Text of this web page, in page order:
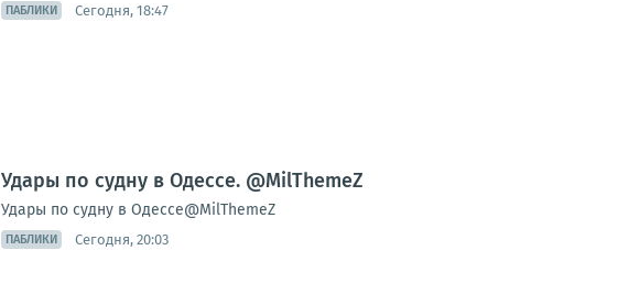
ПАБЛИКИ Сегодня, 18:47
Удары по судну в Одессе. @MilThemeZ
Удары по судну в Одессе@MilThemeZ
ПАБЛИКИ Сегодня, 20:03